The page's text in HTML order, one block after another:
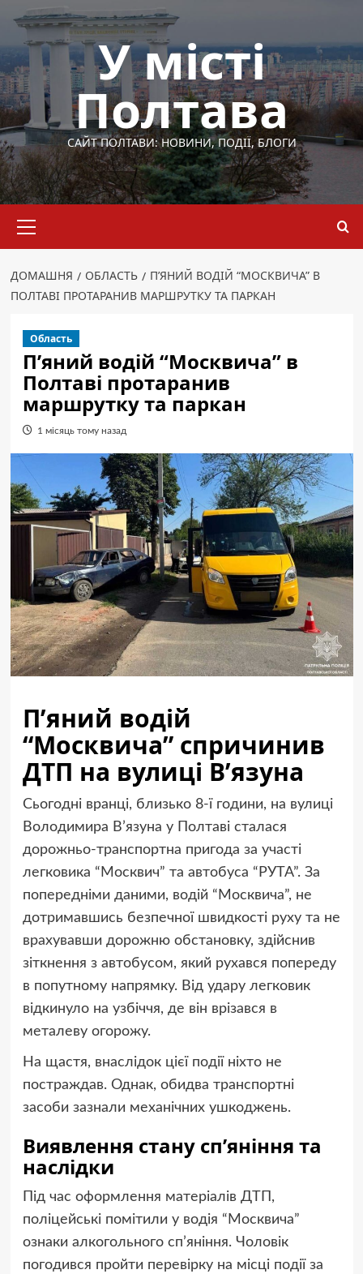
Перейти
вмісту
У місті
Полтава
САЙТ ПОЛТАВИ: НОВИНИ, ПОДІЇ, БЛОГИ
меню
ДОМАШНЯ ОБЛАСТЬ
П’ЯНИЙ ВОДІЙ “МОСКВИЧА” В
ПОЛТАВІ ПРОТАРАНИВ МАРШРУТКУ ТА ПАРКАН
Область
П’яний водій “Москвича” в
Полтаві протаранив
маршрутку та паркан
1 місяць тому назад
П’яний водій
“Москвича” спричинив
ДТП на вулиці В’язуна
Сьогодні вранці, близько 8-ї години, на вулиці
Володимира В’язуна у Полтаві сталася
дорожньо-транспортна пригода за участі
легковика “Москвич” та автобуса “РУТА”. За
попередніми даними, водій “Москвича”, не
дотримавшись безпечної швидкості руху та не
врахувавши дорожню обстановку, здійснив
зіткнення з автобусом, який рухався попереду
в попутному напрямку. Від удару легковик
відкинуло на узбіччя, де він врізався в
металеву огорожу.
На щастя, внаслідок цієї події ніхто не
постраждав. Однак, обидва транспортні
засоби зазнали механічних ушкоджень.
Виявлення стану сп’яніння та
наслідки
Під час оформлення матеріалів ДТП,
поліцейські помітили у водія “Москвича”
ознаки алкогольного сп’яніння. Чоловік
погодився пройти перевірку на місці події за